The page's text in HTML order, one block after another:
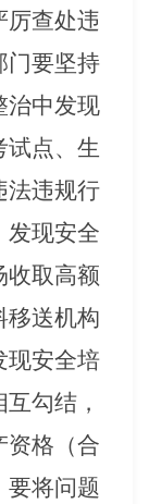
厉查处违
门要坚持
治中发现
试点、生
法违规行
发现安全
收取高额
移送机构
现安全培
勾结，
资格（合
要将问题